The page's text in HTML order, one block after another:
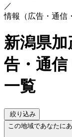
／
情報（広告・通信
新潟県
告・通
一覧
絞り込み
この地域であなたに